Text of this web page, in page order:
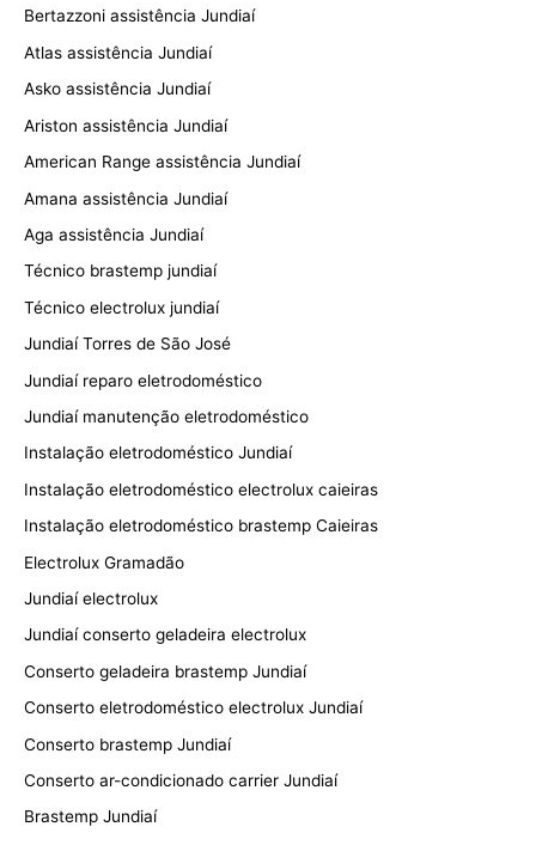
Bertazzoni assistência Jundiaí
Atlas assistência Jundiaí
Asko assistência Jundiaí
Ariston assistência Jundiaí
American Range assistência Jundiaí
Amana assistência Jundiaí
Aga assistência Jundiaí
Técnico brastemp jundiaí
Técnico electrolux jundiaí
Jundiaí Torres de São José
Jundiaí reparo eletrodoméstico
Jundiaí manutenção eletrodoméstico
Instalação eletrodoméstico Jundiaí
Instalação eletrodoméstico electrolux caieiras
Instalação eletrodoméstico brastemp Caieiras
Electrolux Gramadão
Jundiaí electrolux
Jundiaí conserto geladeira electrolux
Conserto geladeira brastemp Jundiaí
Conserto eletrodoméstico electrolux Jundiaí
Conserto brastemp Jundiaí
Conserto ar-condicionado carrier Jundiaí
Brastemp Jundiaí